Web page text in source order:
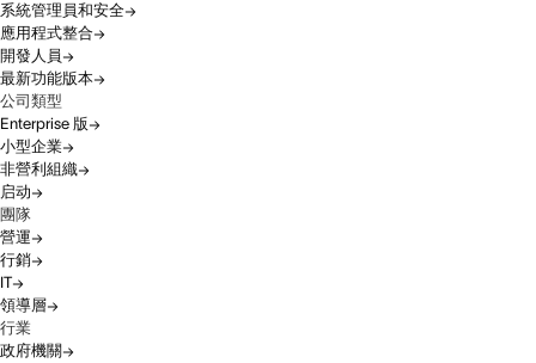
系統管理員和安全
應用程式整合
開發人員
最新功能版本
公司類型
Enterprise 版
小型企業
非營利組織
启动
團隊
營運
行銷
IT
領導層
行業
政府機關